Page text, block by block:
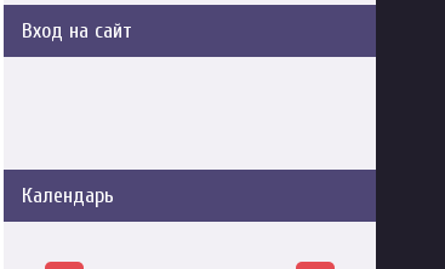
Вход на сайт
Календарь